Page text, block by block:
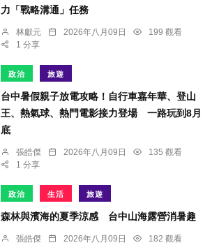
力「戰略溝通」任務
林獻元 2026年八月09日
199 觀看
1 分享
政治 旅遊
台中暑假親子放電攻略！自行車嘉年華、登山
王、熱氣球、熱門電影接力登場 一路玩到8月
底
張皓傑 2026年八月09日
135 觀看
1 分享
政治 生活 旅遊
森林與濱海的夏季涼感 台中山海露營消暑趣
張皓傑 2026年八月09日
182 觀看